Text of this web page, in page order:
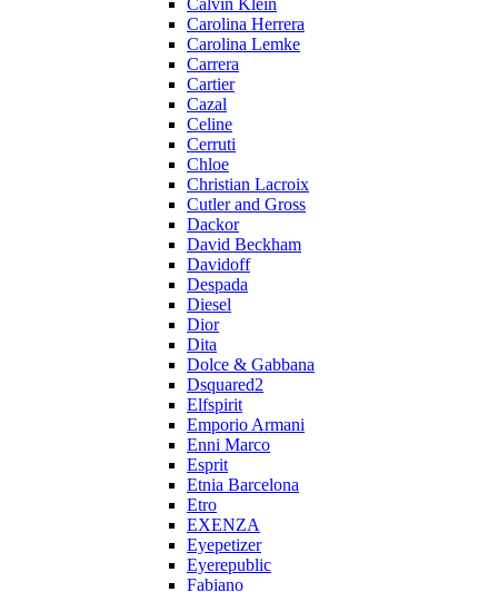
Calvin Klein
Carolina Herrera
Carolina Lemke
Carrera
Cartier
Cazal
Celine
Cerruti
Chloe
Christian Lacroix
Cutler and Gross
Dackor
David Beckham
Davidoff
Despada
Diesel
Dior
Dita
Dolce & Gabbana
Dsquared2
Elfspirit
Emporio Armani
Enni Marco
Esprit
Etnia Barcelona
Etro
EXENZA
Eyepetizer
Eyerepublic
Fabiano